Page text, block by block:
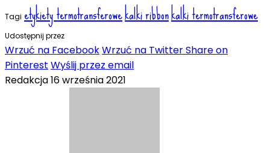
Tagi etykiety termotransferowekalki ribbonkalki termotransferowe
Udostępnij przez
Wrzuć na FacebookWrzuć na TwitterShare on
Pinterest Wyślij przez email
Redakcja16 września 2021